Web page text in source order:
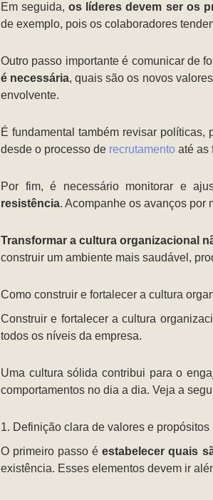
Em seguida,os líderes devem ser os
de exemplo, pois os colaboradores
Outro passo importante é comunicar de
é necessária, quais são os novos
envolvente.
É fundamental também revisar
desde o processo de recrutamento até as
Por fim, é necessário monitorar e
resistência. Acompanhe os avanços por
Transformar a cultura organizacional
construir um ambiente mais saudável,
Como construir e fortalecer a cultura
Construir e fortalecer a cultura
todos os níveis da empresa.
Uma cultura sólida contribui para o
comportamentos no dia a dia. Veja a
1. Definição clara de valores e propósitos
O primeiro passo éestabelecer quais
existência. Esses elementos devem ir